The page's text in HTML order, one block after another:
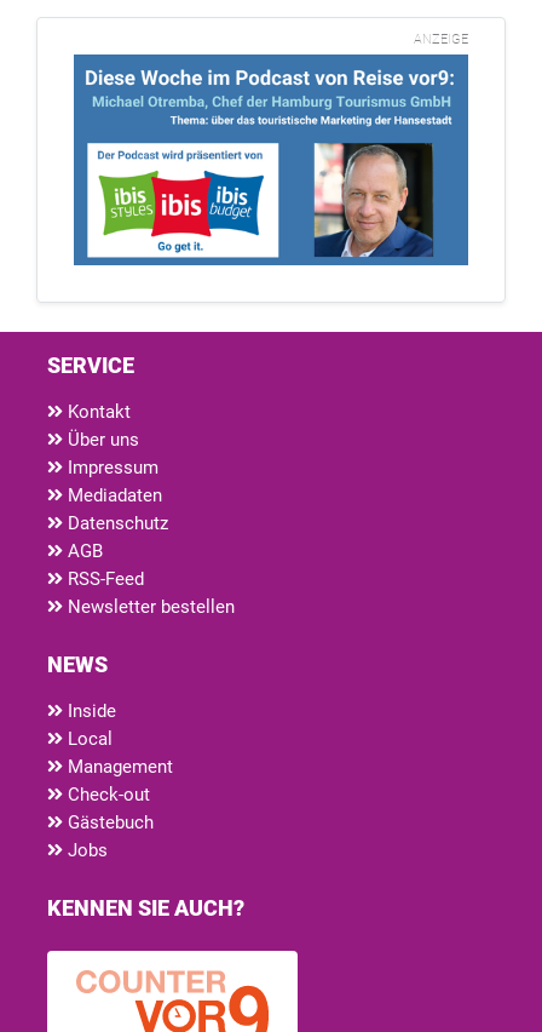
ANZEIGE
SERVICE
Kontakt
Über uns
Impressum
Mediadaten
Datenschutz
AGB
RSS-Feed
Newsletter bestellen
NEWS
Inside
Local
Management
Check-out
Gästebuch
Jobs
KENNEN SIE AUCH?